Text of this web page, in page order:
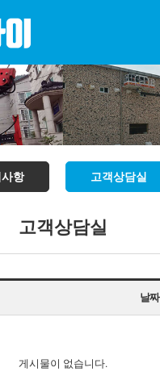
항 고객상담실
고객상담실
날짜
게시물이 없습니다.